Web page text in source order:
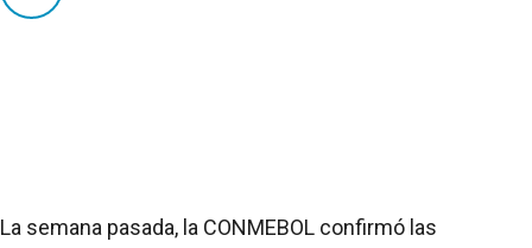
La semana pasada, la CONMEBOL confirmó las